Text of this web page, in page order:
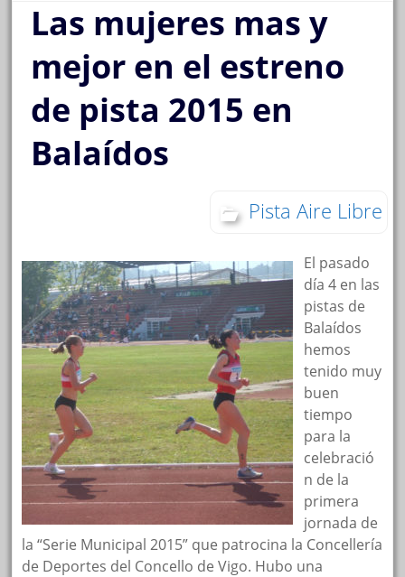
Las mujeres mas y
mejor en el estreno
de pista 2015 en
Balaídos
Pista Aire Libre
El pasado
día 4 en las
pistas de
Balaídos
hemos
tenido muy
buen
tiempo
para la
celebració
n de la
primera
jornada de
la “Serie Municipal 2015” que patrocina la Concellería
de Deportes del Concello de Vigo. Hubo una